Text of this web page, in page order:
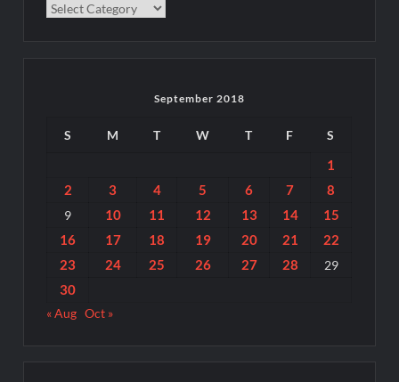
Categories
September 2018
S M T W T F S
1
2
3 4 5 6 7 8
9 10 11 12 13 14
15
16
17 18 19 20 21
22
23
24 25 26 27 28 29
30
« Aug Oct »